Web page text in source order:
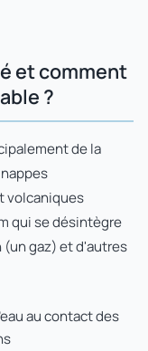
et comment
?
de la
volcaniques
qui se désintègre
(un gaz) et d'autres
au contact des